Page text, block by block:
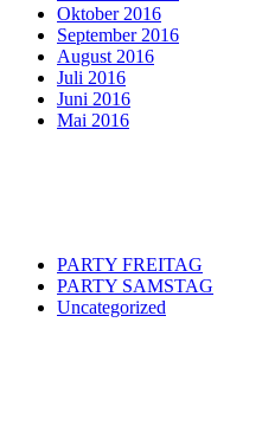
Oktober 2016
September 2016
August 2016
Juli 2016
Juni 2016
Mai 2016
PARTY FREITAG
PARTY SAMSTAG
Uncategorized